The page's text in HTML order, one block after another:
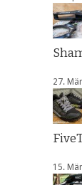
27.
15.